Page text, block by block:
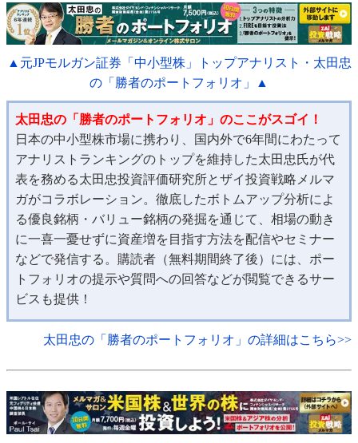
▲元JPモルガン証券「中小型株」トップアナリスト・太田忠
の「勝者のポートフォリオ」▲
太田忠の「勝者のポートフォリオ」のここがスゴイ！
日本の中小型株市場に携わり、国内外で6年間にわたって
アナリストランキングのトップを維持した太田忠氏が代
表を務める太田忠投資評価研究所とザイ投資戦略メルマ
ガがコラボレーション。徹底したボトムアップ分析によ
る優良銘柄・バリュー銘柄の発掘を通じて、相場の動き
に一喜一憂せずに資産増を目指す方法を配信やセミナー
などで発信する。購読者（無料期間終了後）には、ポー
トフォリオの提示や質問への回答などが閲覧できるサー
ビスも提供！
太田忠の「勝者のポートフォリオ」の詳細はこちら>>